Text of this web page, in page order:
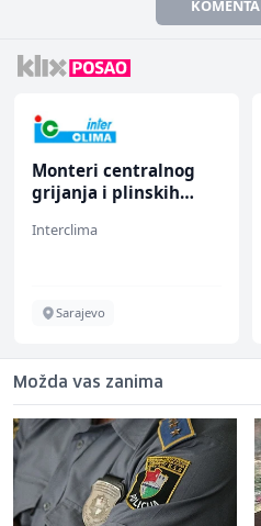
Monteri centralnog
grijanja i plinskih
Interclima
Sarajevo
Možda vas zanima